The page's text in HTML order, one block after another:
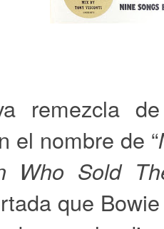
remezcla
el nombre de “
Who Sold
que